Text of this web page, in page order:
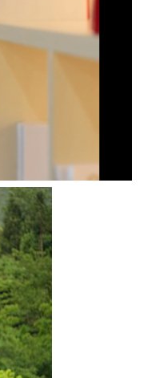
法官巧妙执行解纠纷
新中国诞生的见证